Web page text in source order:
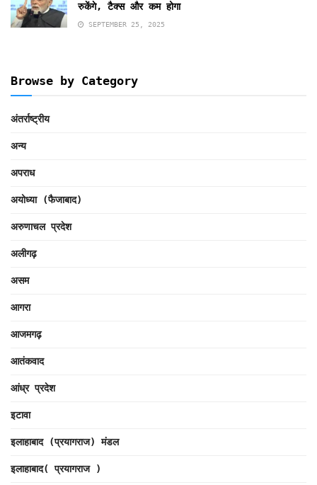
रुकेंगे, टैक्स और कम होगा
SEPTEMBER 25, 2025
Browse by Category
अंतर्राष्ट्रीय
अन्य
अपराध
अयोध्या (फैजाबाद)
अरुणाचल प्रदेश
अलीगढ़
असम
आगरा
आजमगढ़
आतंकवाद
आंध्र प्रदेश
इटावा
इलाहाबाद (प्रयागराज) मंडल
इलाहाबाद( प्रयागराज )